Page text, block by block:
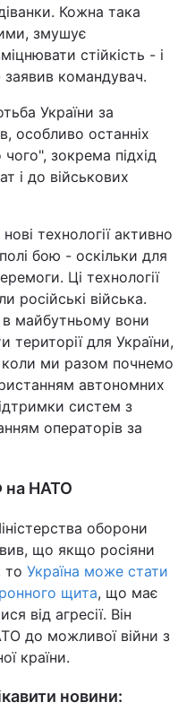
Кожна така
змушує
стійкість - і
заявив командувач.
України за
особливо останніх
зокрема підхід
і до військових
технології активно
бою - оскільки для
Ці технології
російські війська.
майбутньому вони
території для України,
ми разом почнемо
автономних
систем з
операторів за
на НАТО
оборони
що якщо росіяни
то Україна може стати
щита, що має
від агресії. Він
до можливої війни з
країни.
новини: